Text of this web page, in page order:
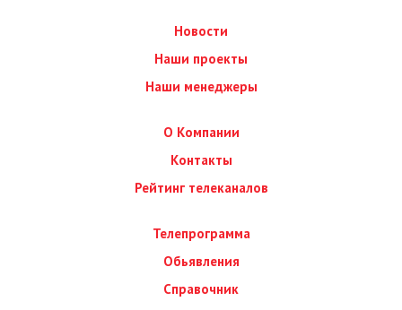
Новости
Наши проекты
Наши менеджеры
О Компании
Контакты
Рейтинг телеканалов
Телепрограмма
Обьявления
Справочник